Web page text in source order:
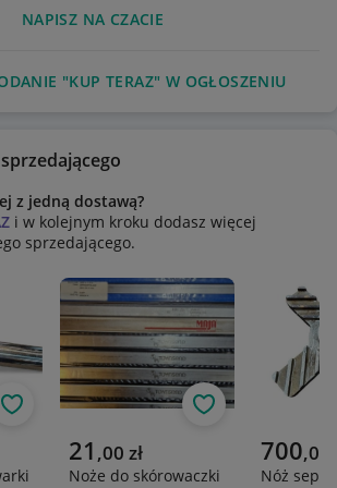
NAPISZ NA CZACIE
"KUP TERAZ" W OGŁOSZENIU
z jedną dostawą?
i w kolejnym kroku dodasz więcej
sprzedającego.
Obserwuj
Aktualna cena
21 ,00 zł
Noże do skórowaczki
Obserwuj
Aktualna
700,00
Nóż